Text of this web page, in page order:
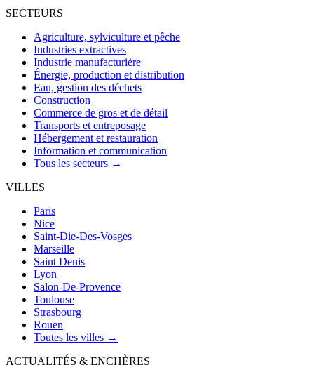
SECTEURS
Agriculture, sylviculture et pêche
Industries extractives
Industrie manufacturière
Énergie, production et distribution
Eau, gestion des déchets
Construction
Commerce de gros et de détail
Transports et entreposage
Hébergement et restauration
Information et communication
Tous les secteurs →
VILLES
Paris
Nice
Saint-Die-Des-Vosges
Marseille
Saint Denis
Lyon
Salon-De-Provence
Toulouse
Strasbourg
Rouen
Toutes les villes →
ACTUALITÉS & ENCHÈRES